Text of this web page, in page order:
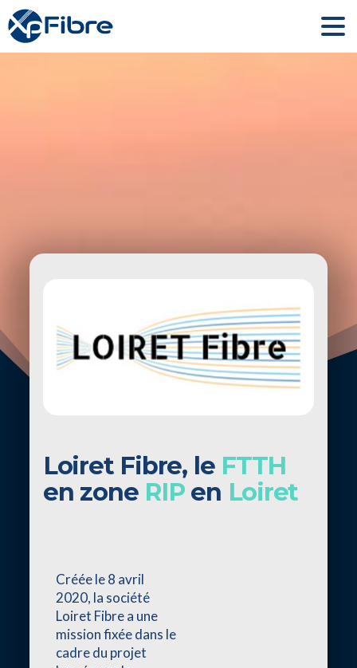
Loiret Fibre, le FTTH
en zone RIPen Loiret
Créée le 8 avril
2020, la société
Loiret Fibre a une
mission fixée dans le
cadre du projet